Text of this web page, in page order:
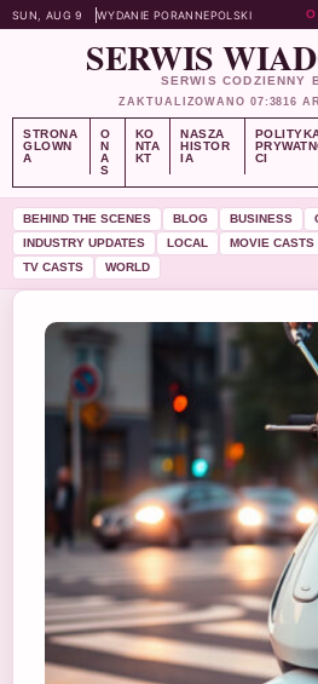
SUN, AUG 9 WYDANIE PORANNEPOLSKI
SERWISSERWIS CODZIENNY
ZAKTUALIZOWANO 07:3816
STRONA
GLOWN
A
O
N
A
S
KO
NTA
KT
NASZA
HISTOR
IA
CI
BEHIND THE SCENES BLOG BUSINESS
INDUSTRY UPDATES
LOCAL MOVIE CASTS
TV CASTS
WORLD